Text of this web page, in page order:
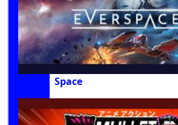
Space